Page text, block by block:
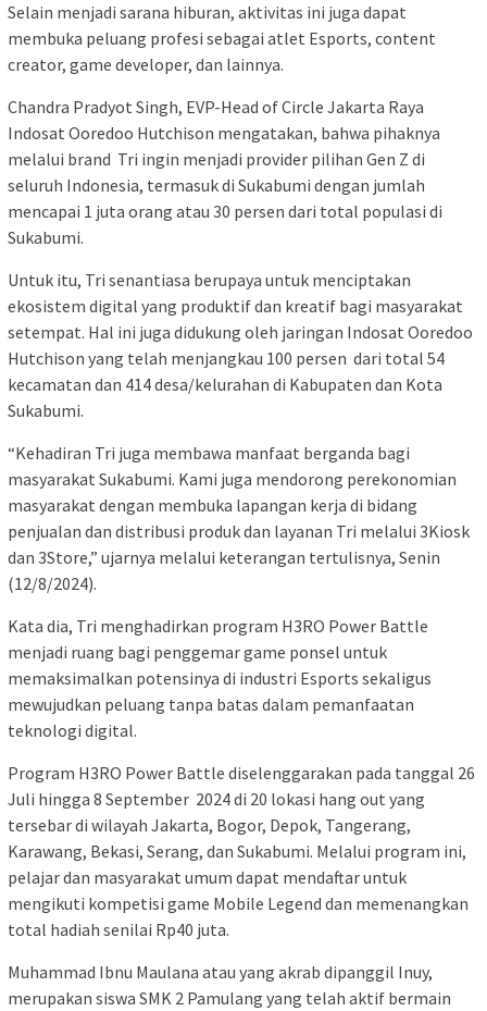
Selain menjadi sarana hiburan, aktivitas ini juga dapat
membuka peluang profesi sebagai atlet Esports, content
creator, game developer, dan lainnya.
Chandra Pradyot Singh, EVP-Head of Circle Jakarta Raya
Indosat Ooredoo Hutchison mengatakan, bahwa pihaknya
melalui brand Tri ingin menjadi provider pilihan Gen Z di
seluruh Indonesia, termasuk di Sukabumi dengan jumlah
mencapai 1 juta orang atau 30 persen dari total populasi di
Sukabumi.
Untuk itu, Tri senantiasa berupaya untuk menciptakan
ekosistem digital yang produktif dan kreatif bagi masyarakat
setempat. Hal ini juga didukung oleh jaringan Indosat Ooredoo
Hutchison yang telah menjangkau 100 persen dari total 54
kecamatan dan 414 desa/kelurahan di Kabupaten dan Kota
Sukabumi.
“Kehadiran Tri juga membawa manfaat berganda bagi
masyarakat Sukabumi. Kami juga mendorong perekonomian
masyarakat dengan membuka lapangan kerja di bidang
penjualan dan distribusi produk dan layanan Tri melalui 3Kiosk
dan 3Store,” ujarnya melalui keterangan tertulisnya, Senin
(12/8/2024).
Kata dia, Tri menghadirkan program H3RO Power Battle
menjadi ruang bagi penggemar game ponsel untuk
memaksimalkan potensinya di industri Esports sekaligus
mewujudkan peluang tanpa batas dalam pemanfaatan
teknologi digital.
Program H3RO Power Battle diselenggarakan pada tanggal 26
Juli hingga 8 September 2024 di 20 lokasi hang out yang
tersebar di wilayah Jakarta, Bogor, Depok, Tangerang,
Karawang, Bekasi, Serang, dan Sukabumi. Melalui program ini,
pelajar dan masyarakat umum dapat mendaftar untuk
mengikuti kompetisi game Mobile Legend dan memenangkan
total hadiah senilai Rp40 juta.
Muhammad Ibnu Maulana atau yang akrab dipanggil Inuy,
merupakan siswa SMK 2 Pamulang yang telah aktif bermain